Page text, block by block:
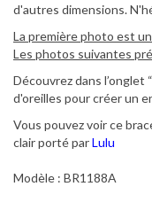
d'autres dimensions.
La première photo est
Les photos suivantes
Découvrez dans l’onglet
d'oreilles pour créer un
Vous pouvez voir ce
clair porté parLulu
Modèle : BR1188A